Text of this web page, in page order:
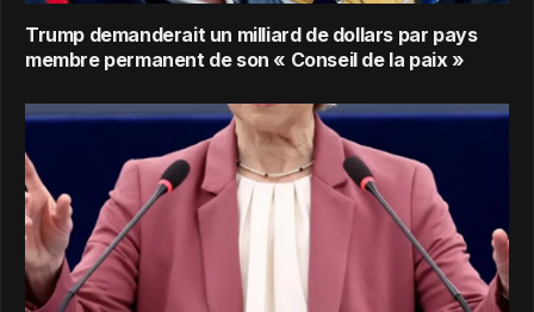
Trump demanderait un milliard de dollars par pays
membre permanent de son « Conseil de la paix »